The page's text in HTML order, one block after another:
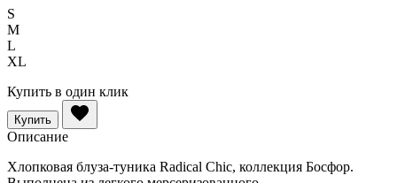
S
M
L
XL
Купить в один клик
Купить
Описание
Хлопковая блуза-туника Radical Chic, коллекция Босфор.